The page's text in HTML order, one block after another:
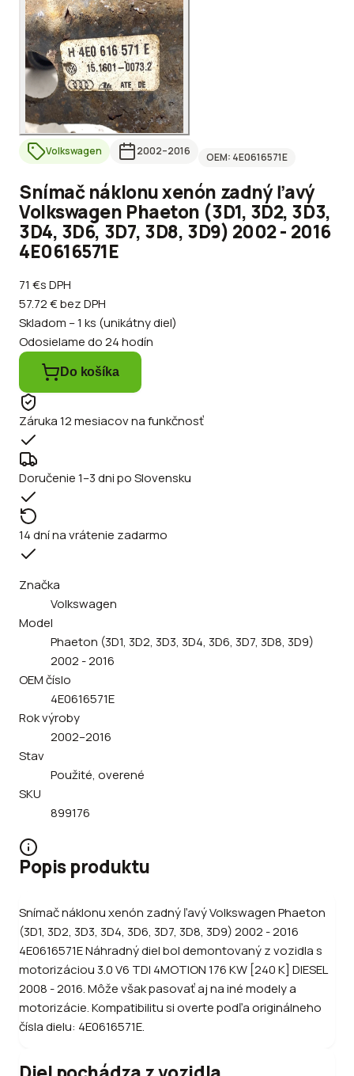
Volkswagen 2002–2016 OEM: 4E0616571E
Snímač náklonu xenón zadný ľavý
Volkswagen Phaeton (3D1, 3D2, 3D3,
3D4, 3D6, 3D7, 3D8, 3D9) 2002 - 2016
4E0616571E
71 €s DPH
57.72 €bez DPH
Skladom – 1 ks (unikátny diel)
Odosielame do 24 hodín
Do košíka
Záruka 12 mesiacov na funkčnosť
Doručenie 1–3 dni po Slovensku
14 dní na vrátenie zadarmo
Značka
Volkswagen
Model
Phaeton (3D1, 3D2, 3D3, 3D4, 3D6, 3D7, 3D8, 3D9)
2002 - 2016
OEM číslo
4E0616571E
Rok výroby
2002–2016
Stav
Použité, overené
SKU
899176
Popis produktu
Snímač náklonu xenón zadný ľavý Volkswagen Phaeton
(3D1, 3D2, 3D3, 3D4, 3D6, 3D7, 3D8, 3D9) 2002 - 2016
4E0616571E Náhradný diel bol demontovaný z vozidla s
motorizáciou 3.0 V6 TDI 4MOTION 176 KW [240 K] DIESEL
2008 - 2016. Môže však pasovať aj na iné modely a
motorizácie. Kompatibilitu si overte podľa originálneho
čísla dielu: 4E0616571E.